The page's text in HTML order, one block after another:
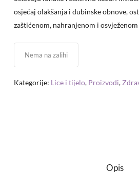
osjećaj olakšanja i dubinske obnove,
zaštićenom, nahranjenom i
Nema na zalihi
Kategorije: Lice i tijelo, Proizvodi,
Opis